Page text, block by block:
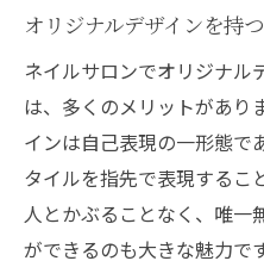
オリジナルデザインを持
ネイルサロンでオリジナル
は、多くのメリットがあり
インは自己表現の一形態で
タイルを指先で表現するこ
人とかぶることなく、唯一
ができるのも大きな魅力で